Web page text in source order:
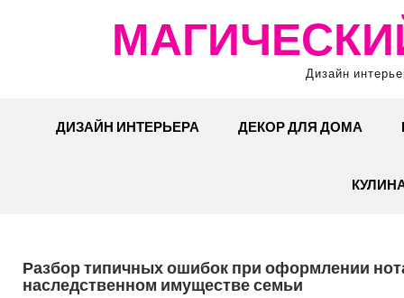
Дизайн
ДИЗАЙН ИНТЕРЬЕРА ДЕКОР ДЛЯ ДОМА
Разбор типичных ошибок при оформлении
наследственном имуществе семьи